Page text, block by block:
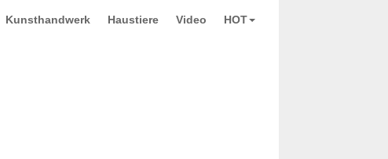
Kunsthandwerk Haustiere Video HOT